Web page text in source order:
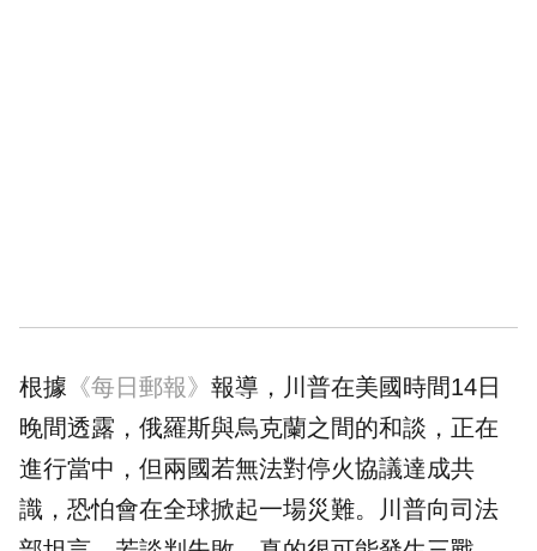
根據 《每日郵報》 報導，川普在美國時間14日
晚間透露，俄羅斯與烏克蘭之間的和談，正在
進行當中，但兩國若無法對停火協議達成共
識，恐怕會在全球掀起一場災難。川普向司法